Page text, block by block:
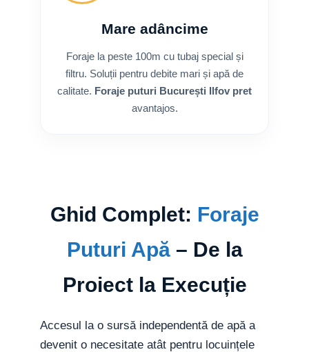
Mare adâncime
Foraje la peste 100m cu tubaj special și
filtru. Soluții pentru debite mari și apă de
calitate. Foraje puturi București Ilfov pret
avantajos.
Ghid Complet: Foraje
Puturi Apă– De la
Proiect la Execuție
Accesul la o sursă independentă de apă a
devenit o necesitate atât pentru locuințele